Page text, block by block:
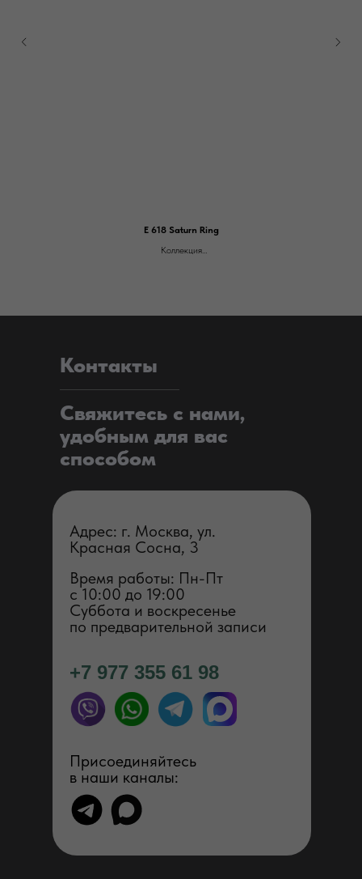
E 618 Saturn Ring
Коллекция
Контакты
Свяжитесь с нами,
удобным для вас
способом
Адрес: г. Москва, ул.
Красная Сосна, 3
+7 977 355 61 98
Время работы: Пн-Пт
с 1 0:00 до 19:00
Суббота и воскресенье
по предварительной записи
Присоединяйтесь
в наши каналы: